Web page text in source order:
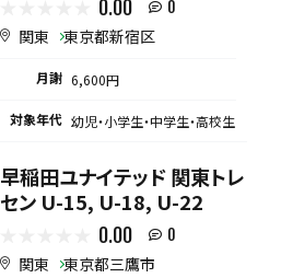
0.00 0
関東 東京都新宿区
月謝 6,600円
対象年代 幼児・小学生・中学生・高校生
早稲田ユナイテッド 関東トレ
セン U-15, U-18, U-22
0.00 0
関東 東京都三鷹市